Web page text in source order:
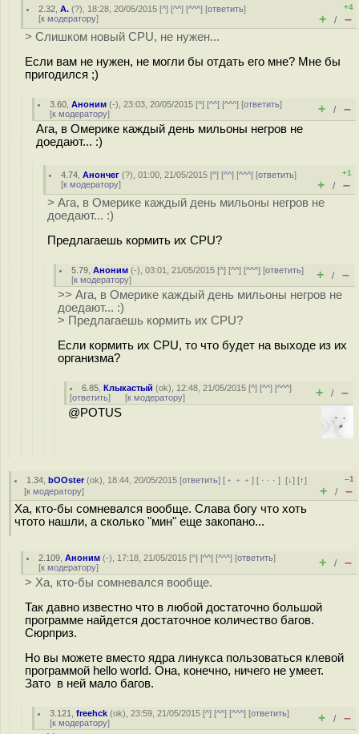
2.32 ,A. (?), 18:28, 20/05/2015 [^] [^^] [^^^] [ответить]
[к модератору]
+4
+ / –
> Слишком новый CPU, не нужен...
Если вам не нужен, не могли бы отдать его мне? Мне бы
пригодился ;)
3.60 ,Аноним (-), 23:03, 20/05/2015 [^] [^^] [^^^] [ответить]
[к модератору] + / –
Ага, в Омерике каждый день мильоны негров не
доедают... :)
4.74 ,Анончег (?), 01:00, 21/05/2015 [^] [^^] [^^^] [ответить]
[к модератору]
+1
+ / –
> Ага, в Омерике каждый день мильоны негров не
доедают... :)
Предлагаешь кормить их CPU?
5.79 ,Аноним (-), 03:01, 21/05/2015 [^] [^^] [^^^] [ответить]
[к модератору] + / –
>> Ага, в Омерике каждый день мильоны негров не
доедают... :)
> Предлагаешь кормить их CPU?
Если кормить их CPU, то что будет на выходе из их
организма?
6.85 ,Клыкастый (ok), 12:48, 21/05/2015 [^] [^^] [^^^]
[ответить] [к модератору] + / –
@POTUS
1.34 ,bOOster(ok), 18:44, 20/05/2015 [ответить] [ ﹢﹢﹢] [ · · ·][↓] [↑]
[к модератору]
–1
+ / –
Ха, кто-бы сомневался вообще. Слава богу что хоть
чтото нашли, а сколько "мин" еще закопано...
2.109 ,Аноним (-), 17:18, 21/05/2015 [^] [^^] [^^^] [ответить]
[к модератору] + / –
> Ха, кто-бы сомневался вообще.
Так давно известно что в любой достаточно большой
программе найдется достаточное количество багов.
Сюрприз.
Но вы можете вместо ядра линукса пользоваться клевой
программой hello world. Она, конечно, ничего не умеет.
Зато в ней мало багов.
3.121 ,freehck (ok), 23:59, 21/05/2015 [^] [^^] [^^^] [ответить]
[к модератору] + / –